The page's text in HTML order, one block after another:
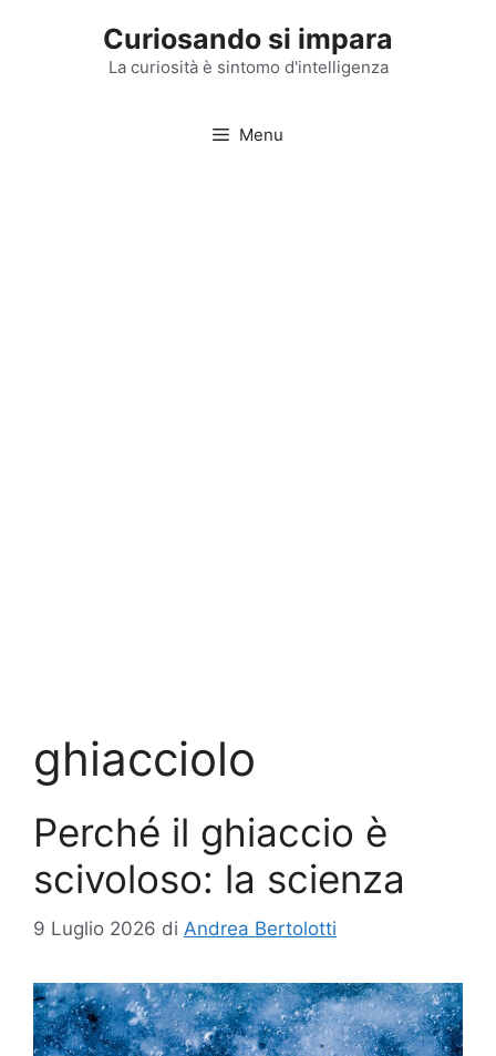
Curiosando si impara
La curiosità è sintomo d'intelligenza
Menu
ghiacciolo
Perché il ghiaccio è
scivoloso: la scienza
9 Luglio 2026 di Andrea Bertolotti